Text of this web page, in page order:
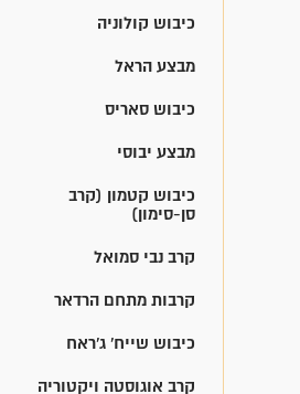
כיבוש קולוניה
מבצע הראל
כיבוש סאריס
מבצע יבוסי
כיבוש קטמון (קרב
סן-סימון)
קרב נבי סמואל
קרבות מתחם הרדאר
כיבוש שייח' ג'ראח
קרב אוגוסטה ויקטוריה